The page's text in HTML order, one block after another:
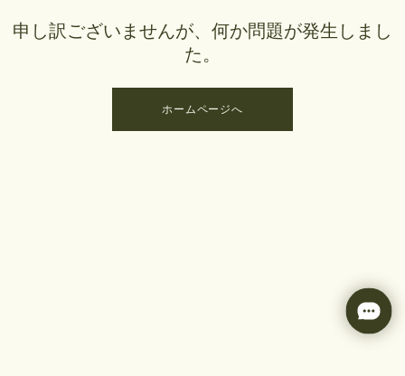
申し訳ございませんが、何か問題が発生しまし
た。
ホームページへ